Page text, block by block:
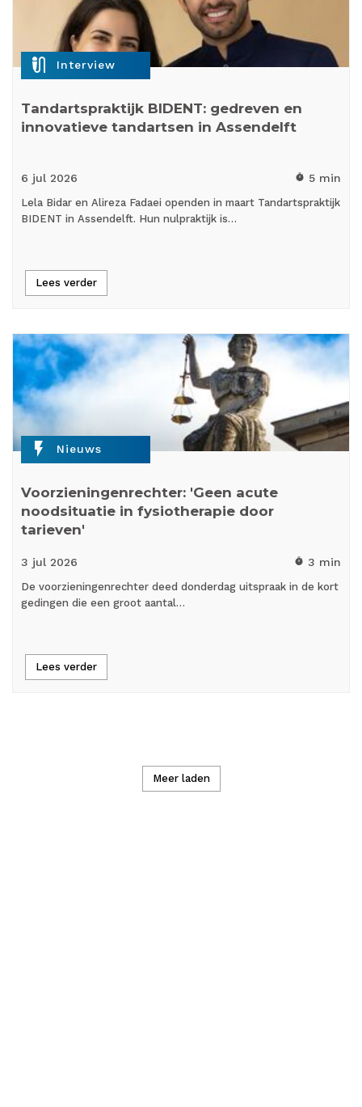
mic_external_on Interview
Tandartspraktijk BIDENT: gedreven en
innovatieve tandartsen in Assendelft
6 jul 2026 timer 5 min
Lela Bidar en Alireza Fadaei openden in maart Tandartspraktijk
BIDENT in Assendelft. Hun nulpraktijk is…
Lees verder
flash_on Nieuws
Voorzieningenrechter: 'Geen acute
noodsituatie in fysiotherapie door
tarieven'
3 jul 2026 timer 3 min
De voorzieningenrechter deed donderdag uitspraak in de kort
gedingen die een groot aantal…
Lees verder
Meer laden